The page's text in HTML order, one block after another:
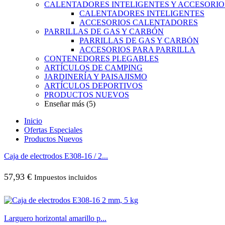
CALENTADORES INTELIGENTES Y
CALENTADORES INTELIGENTES
ACCESORIOS CALENTADORES
PARRILLAS DE GAS Y CARBÓN
PARRILLAS DE GAS Y CARBÓN
ACCESORIOS PARA PARRILLA
CONTENEDORES PLEGABLES
ARTÍCULOS DE CAMPING
JARDINERÍA Y PAISAJISMO
ARTÍCULOS DEPORTIVOS
PRODUCTOS NUEVOS
Enseñar más (5)
Inicio
Ofertas Especiales
Productos Nuevos
Caja de electrodos E308-16 / 2...
57,93 € Impuestos incluidos
Larguero horizontal amarillo p...